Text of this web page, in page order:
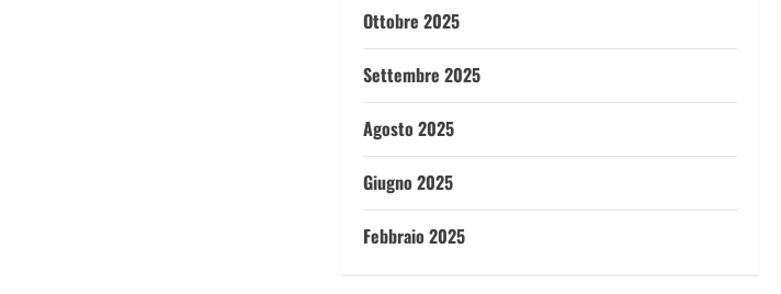
Ottobre 2025
Settembre 2025
Agosto 2025
Giugno 2025
Febbraio 2025